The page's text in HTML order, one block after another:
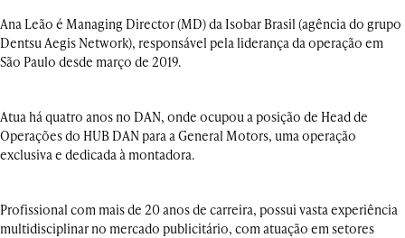
Ana Leão é Managing Director (MD) da Isobar Brasil (agência do grupo
Dentsu Aegis Network), responsável pela liderança da operação em
São Paulo desde março de 2019.
Atua há quatro anos no DAN, onde ocupou a posição de Head de
Operações do HUB DAN para a General Motors, uma operação
exclusiva e dedicada à montadora.
Profissional com mais de 20 anos de carreira, possui vasta experiência
multidisciplinar no mercado publicitário, com atuação em setores